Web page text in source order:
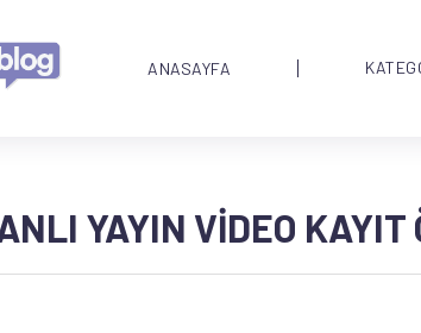
ANASAYFA
YAYIN VIDEO KAYIT